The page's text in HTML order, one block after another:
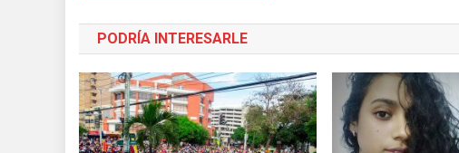
de
entradas
PODRÍA INTERESARLE